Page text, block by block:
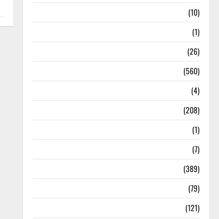
(10)
(1)
(26)
(560)
(4)
(208)
(1)
(7)
(389)
(79)
(121)